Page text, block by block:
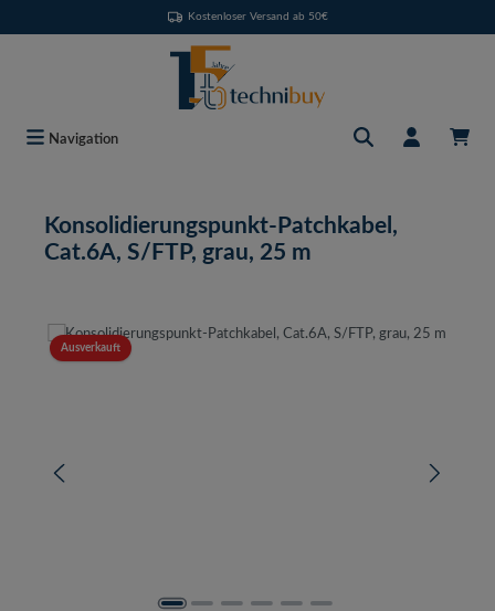
Kostenloser Versand ab 50€
Navigation
Konsolidierungspunkt-Patchkabel,
Cat.6A, S/FTP, grau, 25 m
Bildergalerie überspringen
Ausverkauft